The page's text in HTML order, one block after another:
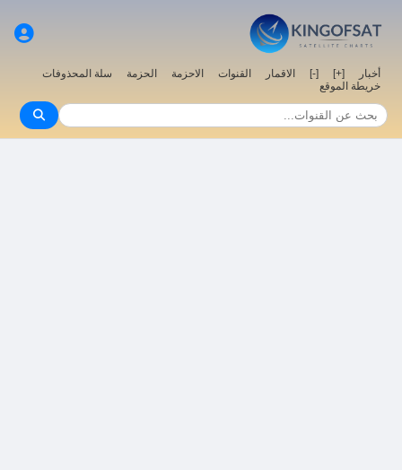
أخبار [+]
[-] الاقمار القنوات الاحزمة الحزمة
سلة المحذوفات
خريطة الموقع